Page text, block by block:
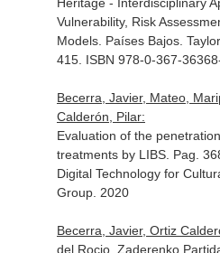
Vulnerability, Risk
Models. Países Bajos.
415. ISBN 978-0-367-
Becerra, Javier, Mateo,
Calderón, Pilar:
Evaluation of the
treatments by LIBS. Pag.
Digital Technology for
Group. 2020
Becerra, Javier, Ortiz
del Rocio, Zaderenko